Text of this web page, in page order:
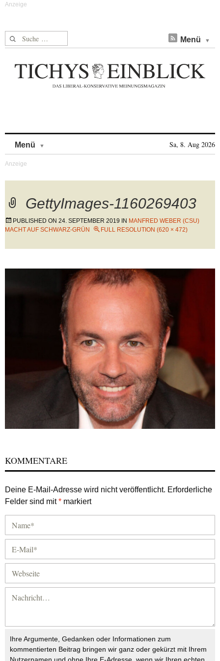
Suche nach: Menü
Menü Sa, 8. Aug 2026
GettyImages-1160269403
PUBLISHED ON 24. SEPTEMBER 2019 IN MANFRED WEBER (CSU)
MACHT AUF SCHWARZ-GRÜN
FULL RESOLUTION (620 × 472)
KOMMENTARE
Deine E-Mail-Adresse wird nicht veröffentlicht. Erforderliche
Felder sind mit* markiert
Ihre Argumente, Gedanken oder Informationen zum
kommentierten Beitrag bringen wir ganz oder gekürzt mit Ihrem